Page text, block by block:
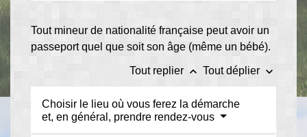
Tout mineur de nationalité française peut avoir un
passeport quel que soit son âge (même un bébé).
Tout replier keyboard_arrow_up Tout déplier keyboard_arrow_down
Choisir le lieu où vous ferez la démarche
et, en général, prendre rendez-vous